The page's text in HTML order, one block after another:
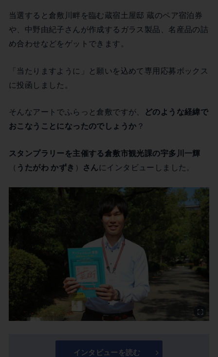
当選すると倉敷川畔を臨む蔵宿土屋邸 蔵のペア宿泊券
や、中野由紀子さんが作成するガラス製品、名産品の詰
め合わせなどをゲットできます。
「当たりますように」と願いを込めて専用応募ボックス
に投函しました。
そんなアートでふらっと倉敷ですが、
どのような経緯で
おこなうことになったのでしょうか ？
スタンプラリーを主催する倉敷市観光課の宇多川一輝
（ うたがわ かずき ） さん にインタビューしました。
インタビューを読む